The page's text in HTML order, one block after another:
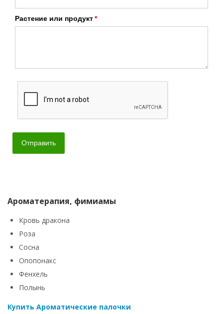
Растение или продукт
Отправить
Ароматерапия, фимиамы
Кровь дракона
Роза
Сосна
Опопонакс
Фенхель
Полынь
Купить Ароматические палочки